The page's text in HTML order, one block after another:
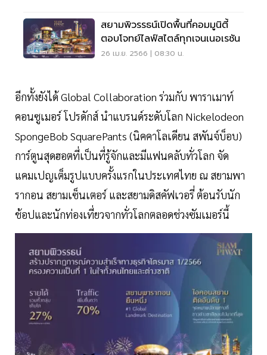
สยามพิวรรธน์เปิดพื้นที่คอมมูนิตี้
ตอบโจทย์ไลฟ์สไตล์ทุกเจนเนอเรชัน
26 เม.ย. 2566 | 08:30 น.
อีกทั้งยังได้ Global Collaboration ร่วมกับ พาราเมาท์
คอนซูเมอร์ โปรดักส์ นำแบรนด์ระดับโลก Nickelodeon
SpongeBob SquarePants (นิคคาโลเดียน สพันจ์บ็อบ)
การ์ตูนสุดฮอตที่เป็นที่รู้จักและมีแฟนคลับทั่วโลก จัด
แคมเปญเต็มรูปแบบครั้งแรกในประเทศไทย ณ สยามพา
รากอน สยามเซ็นเตอร์ และสยามดิสคัฟเวอรี่ ต้อนรับนัก
ช้อปและนักท่องเที่ยวจากทั่วโลกตลอดช่วงซัมเมอร์นี้